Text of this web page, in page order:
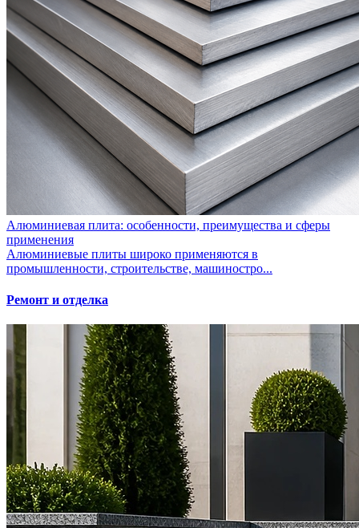
Алюминиевая плита: особенности, преимущества и сферы
применения
Алюминиевые плиты широко применяются в
промышленности, строительстве, машиностро...
Ремонт и отделка